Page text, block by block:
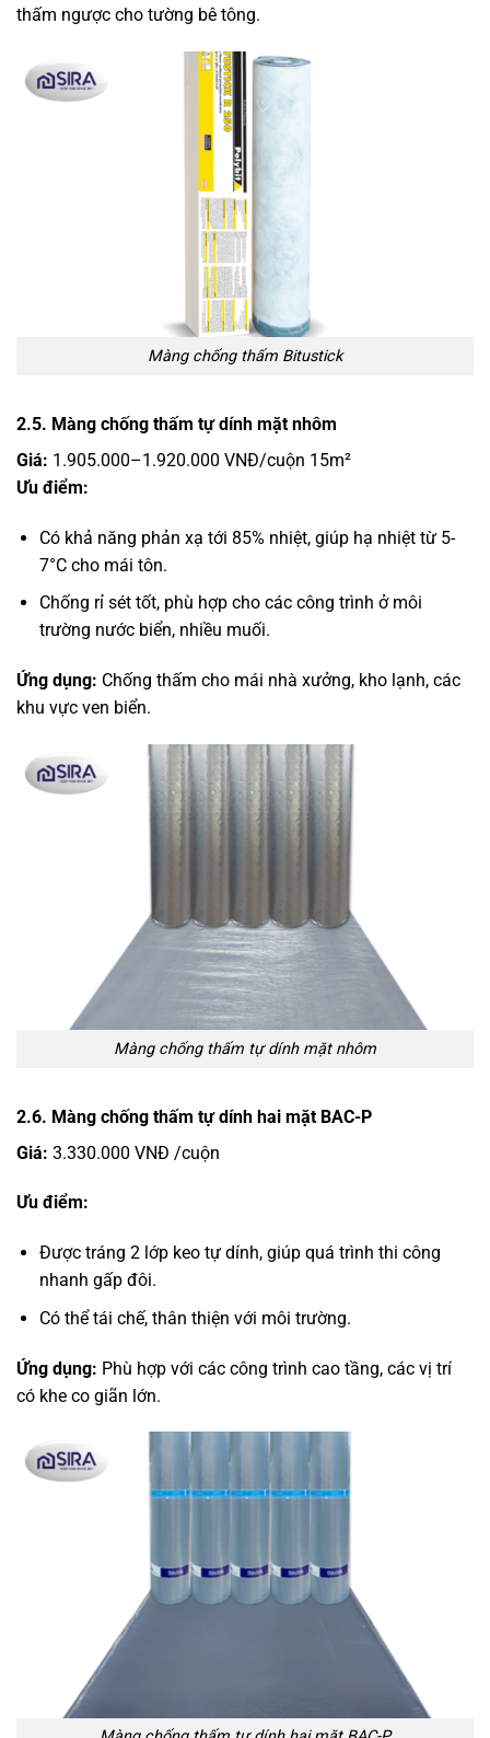
thấm ngược cho tường bê tông.
Màng chống thấm Bitustick
2.5. Màng chống thấm tự dính mặt nhôm
Giá: 1.905.000–1.920.000 VNĐ/cuộn 15m²
Ưu điểm:
Có khả năng phản xạ tới 85% nhiệt, giúp hạ nhiệt từ 5-
7°C cho mái tôn.
Chống rỉ sét tốt, phù hợp cho các công trình ở môi
trường nước biển, nhiều muối.
Ứng dụng: Chống thấm cho mái nhà xưởng, kho lạnh, các
khu vực ven biển.
Màng chống thấm tự dính mặt nhôm
2.6. Màng chống thấm tự dính hai mặt BAC-P
Giá: 3.330.000 VNĐ /cuộn
Ưu điểm:
Được tráng 2 lớp keo tự dính, giúp quá trình thi công
nhanh gấp đôi.
Có thể tái chế, thân thiện với môi trường.
Ứng dụng: Phù hợp với các công trình cao tầng, các vị trí
có khe co giãn lớn.